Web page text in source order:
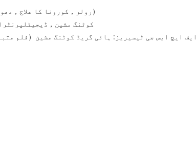
anylox رولر ， کورونا کا علاج ，
）
تین ہیڈ لنکیج UV کوٹنگ مشین ， ڈیجیٹلپرنٹر
ایف ایچ ایس جی ٹیسیریز: ہائی گریڈ کوٹنگ مشین （ فلم